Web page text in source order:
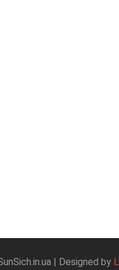
| Designed by